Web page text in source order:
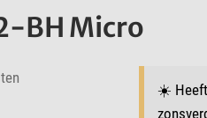
BH Micro
☀️ Heeft